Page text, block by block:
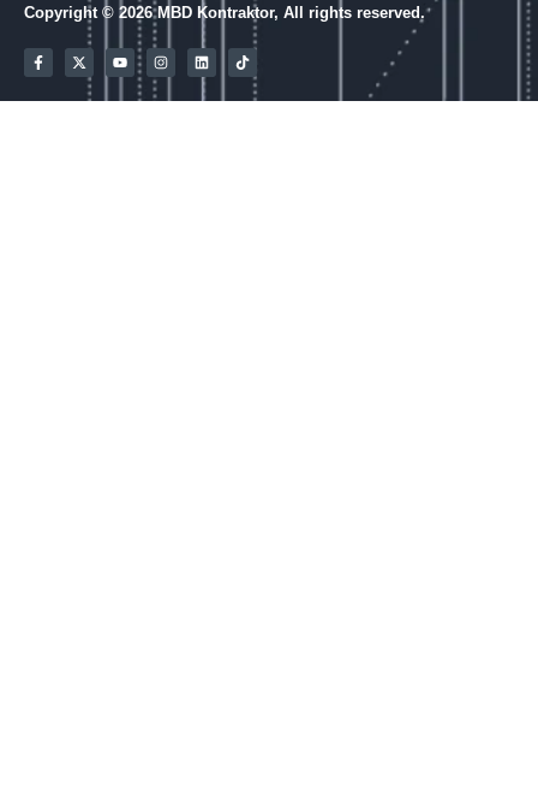
Copyright © 2026 MBD Kontraktor, All rights reserved.